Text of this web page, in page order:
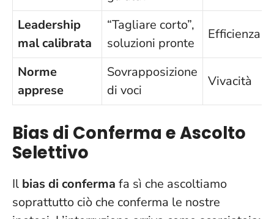
Leadership
mal calibrata
“Tagliare corto”,
soluzioni pronte
Efficienza
Norme
apprese
Sovrapposizione
di voci
Vivacità
Bias di Conferma e Ascolto
Selettivo
Il bias di conferma fa sì che ascoltiamo
soprattutto ciò che conferma le nostre